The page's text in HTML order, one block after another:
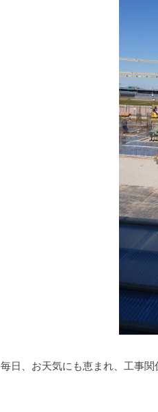
毎日、お天気にも恵まれ、工事